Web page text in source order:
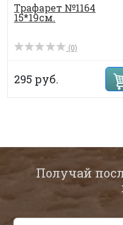
Трафарет №1164
15*19см.
(0)
295 руб.
Получай